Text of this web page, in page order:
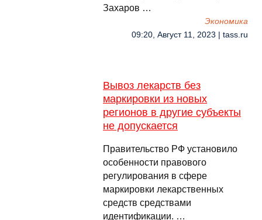
Захаров …
Экономика
09:20, Август 11, 2023 | tass.ru
Вывоз лекарств без
маркировки из новых
регионов в другие субъекты
не допускается
Правительство РФ установило
особенности правового
регулирования в сфере
маркировки лекарственных
средств средствами
идентификации. …